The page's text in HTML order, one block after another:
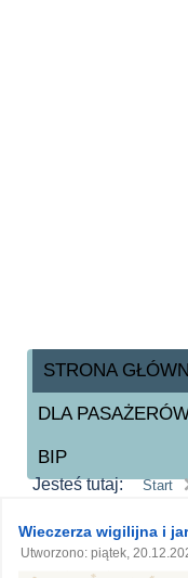
STRONA
DLA
BIP
Jesteś tutaj: Start
Zawartość
główna
Wieczerza wigilijna i
Utworzono: piątek,